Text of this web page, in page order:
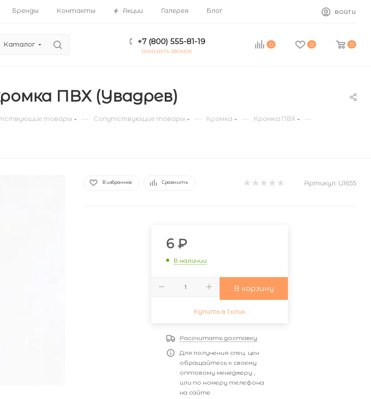
Бренды Контакты Акции Галерея Блог ВОЙТИ
Каталог +7 (800) 555-81-19
ЗАКАЗАТЬ ЗВОНОК
0 0 0
ПВХ (Увадрев)
товары — Сопутствующие товары — Кромка — Кромка ПВХ —
В избранное Сравнить Артикул: U1655
6 ₽
В наличии
В корзину
Купить в 1 клик
Рассчитать доставку
Для получения спец. цен
обращайтесь к своему
оптовому менеджеру ,
или по номеру телефона
на сайте